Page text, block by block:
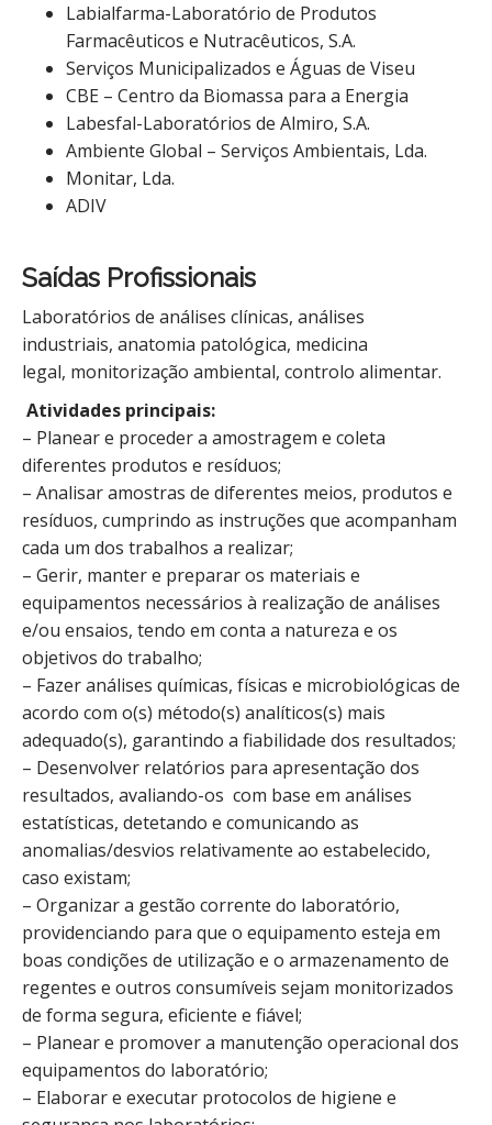
Labialfarma-Laboratório de Produtos
Farmacêuticos e Nutracêuticos, S.A.
Serviços Municipalizados e Águas de Viseu
CBE – Centro da Biomassa para a Energia
Labesfal-Laboratórios de Almiro, S.A.
Ambiente Global – Serviços Ambientais, Lda.
Monitar, Lda.
ADIV
Saídas Profissionais
Laboratórios de análises clínicas, análises
industriais, anatomia patológica, medicina
legal, monitorização ambiental, controlo alimentar.
Atividades principais:
– Planear e proceder a amostragem e coleta
diferentes produtos e resíduos;
– Analisar amostras de diferentes meios, produtos e
resíduos, cumprindo as instruções que acompanham
cada um dos trabalhos a realizar;
– Gerir, manter e preparar os materiais e
equipamentos necessários à realização de análises
e/ou ensaios, tendo em conta a natureza e os
objetivos do trabalho;
– Fazer análises químicas, físicas e microbiológicas de
acordo com o(s) método(s) analíticos(s) mais
adequado(s), garantindo a fiabilidade dos resultados;
– Desenvolver relatórios para apresentação dos
resultados, avaliando-os com base em análises
estatísticas, detetando e comunicando as
anomalias/desvios relativamente ao estabelecido,
caso existam;
– Organizar a gestão corrente do laboratório,
providenciando para que o equipamento esteja em
boas condições de utilização e o armazenamento de
regentes e outros consumíveis sejam monitorizados
de forma segura, eficiente e fiável;
– Planear e promover a manutenção operacional dos
equipamentos do laboratório;
– Elaborar e executar protocolos de higiene e